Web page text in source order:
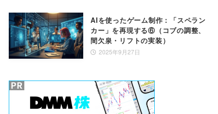
AIを使ったゲーム制作：「スペラン
カー」を再現する⑥（コブの調整、
間欠泉・リフトの実装）
2025年9月27日